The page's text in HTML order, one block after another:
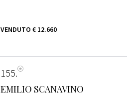
VENDUTO € 12.660
155
EMILIO SCANAVINO